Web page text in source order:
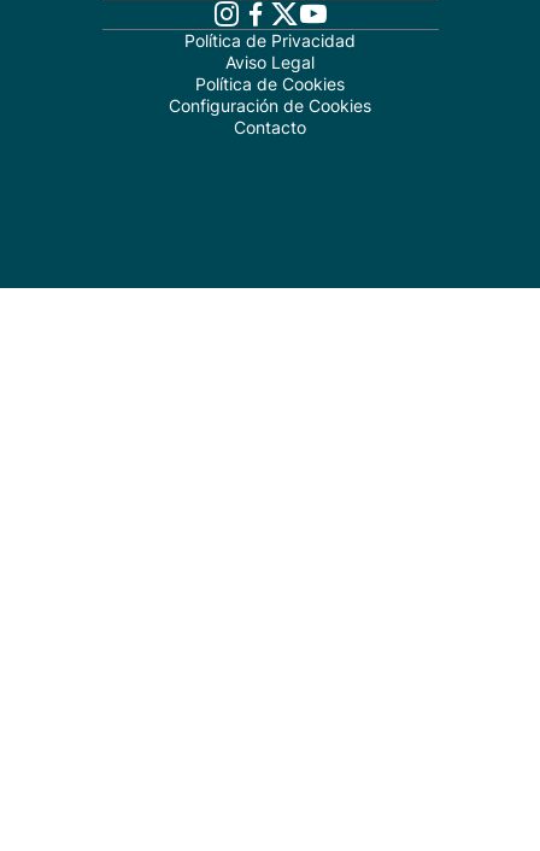
Política de Privacidad
Aviso Legal
Política de Cookies
Configuración de Cookies
Contacto